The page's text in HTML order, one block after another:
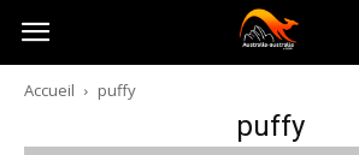
Australia-
australie.com
Accueil puffy
puffy